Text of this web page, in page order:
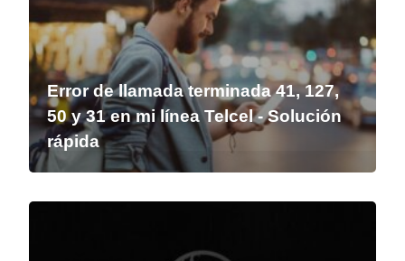
Error de llamada terminada 41, 127,
50 y 31 en mi línea Telcel - Solución
rápida